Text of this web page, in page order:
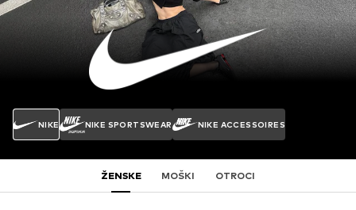
NIKE NIKE SPORTSWEAR NIKE ACCESSOIRES
ŽENSKE MOŠKI OTROCI